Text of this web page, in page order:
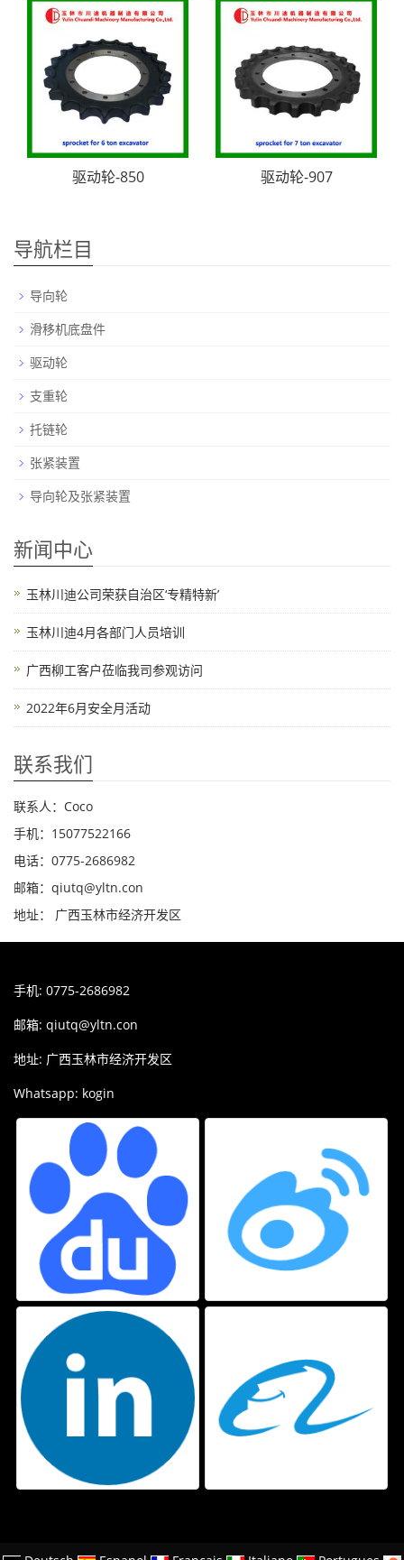
驱动轮-850 驱动轮-907
导航栏目
导向轮
滑移机底盘件
驱动轮
支重轮
托链轮
张紧装置
导向轮及张紧装置
新闻中心
玉林川迪公司荣获自治区‘专精特新’
玉林川迪4月各部门人员培训
广西柳工客户莅临我司参观访问
2022年6月安全月活动
联系我们
联系人：Coco
手机：15077522166
电话：0775-2686982
邮箱：qiutq@yltn.con
地址： 广西玉林市经济开发区
手机: 0775-2686982
邮箱: qiutq@yltn.con
地址: 广西玉林市经济开发区
Whatsapp: kogin